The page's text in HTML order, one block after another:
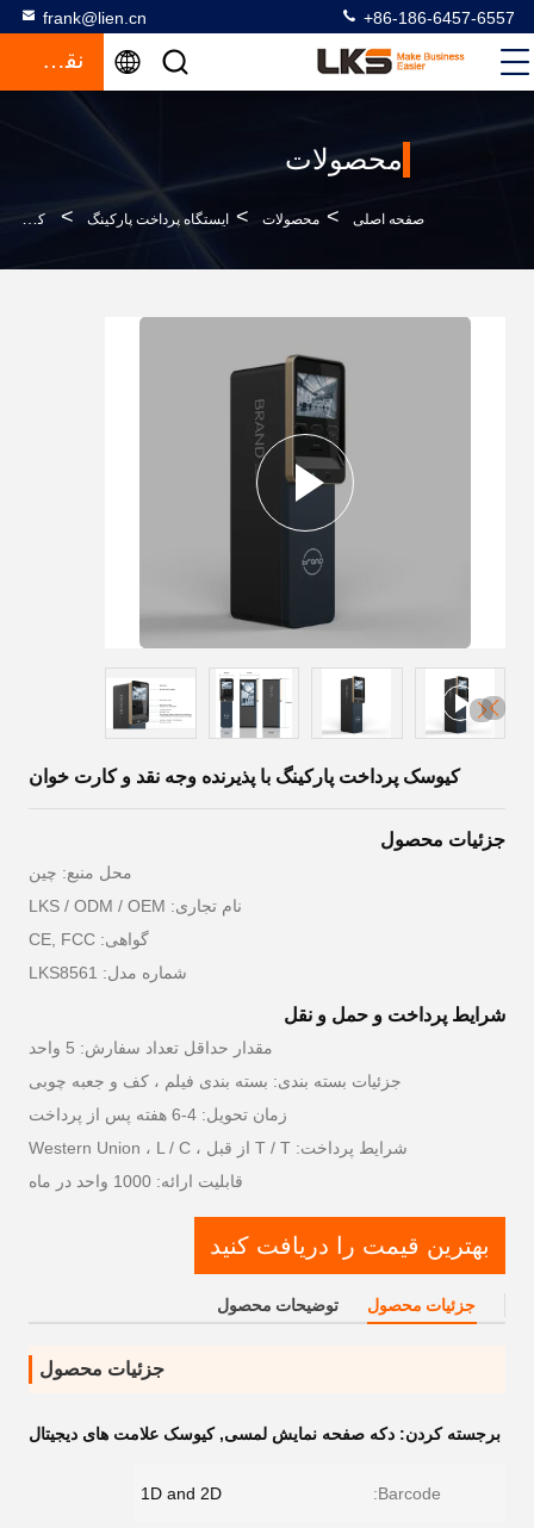
frank@lien.cn +86-186-6457-6557
نقل قول
محصولات
صفحه اصلی > محصولات > ایستگاه پرداخت پارکینگ > کیوسک پرداخت پارکینگ با پذیرنده وجه نقد و کارت خوان
کیوسک پرداخت پارکینگ با پذیرنده وجه نقد و کارت خوان
جزئیات محصول
محل منبع: چين
نام تجاری: LKS / ODM / OEM
گواهی: CE, FCC
شماره مدل: LKS8561
شرایط پرداخت و حمل و نقل
مقدار حداقل تعداد سفارش: 5 واحد
جزئیات بسته بندی: بسته بندی فیلم ، کف و جعبه چوبی
زمان تحویل: 4-6 هفته پس از پرداخت
شرایط پرداخت: T / T از قبل ، Western Union ، L / C
قابلیت ارائه: 1000 واحد در ماه
بهترین قیمت را دریافت کنید
جزئیات محصول توضیحات محصول
جزئیات محصول
برجسته کردن: دکه صفحه نمایش لمسی,کیوسک علامت های دیجیتال
Barcode:
1D and 2D